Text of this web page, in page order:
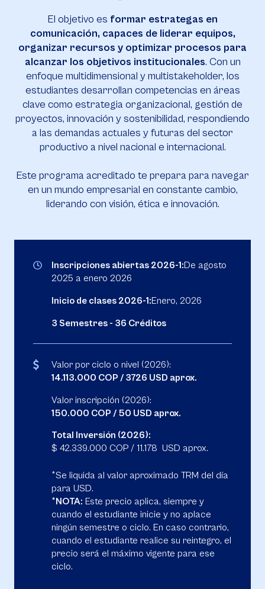
El objetivo es formar estrategas en
comunicación, capaces de liderar equipos,
organizar recursos y optimizar procesos para
alcanzar los objetivos institucionales. Con un
enfoque multidimensional y multistakeholder, los
estudiantes desarrollan competencias en áreas
clave como estrategia organizacional, gestión de
proyectos, innovación y sostenibilidad, respondiendo
a las demandas actuales y futuras del sector
productivo a nivel nacional e internacional.
Este programa acreditado te prepara para navegar
en un mundo empresarial en constante cambio,
liderando con visión, ética e innovación.
Inscripciones abiertas 2026-1:De agosto
2025 a enero 2026
Inicio de clases 2026-1:Enero, 2026
3 Semestres - 36 Créditos
Valor por ciclo o nivel (2026):
14.113.000 COP / 3726 USD aprox.
Valor inscripción (2026):
150.000 COP / 50 USD aprox.
Total Inversión (2026):
$ 42.339.000 COP / 11.178 USD aprox.
*Se liquida al valor aproximado TRM del día
para USD.
*NOTA: Este precio aplica, siempre y
cuando el estudiante inicie y no aplace
ningún semestre o ciclo. En caso contrario,
cuando el estudiante realice su reintegro, el
precio será el máximo vigente para ese
ciclo.